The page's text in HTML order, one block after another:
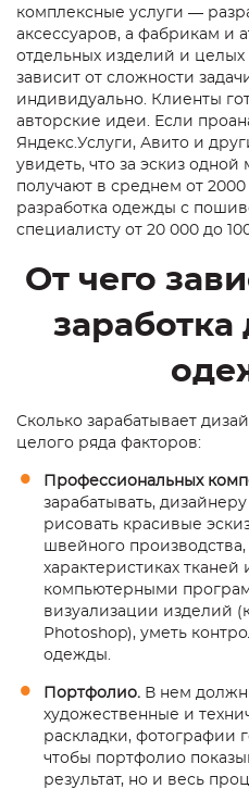
комплексные услуги —
аксессуаров, а фабрикам и
отдельных изделий и целых
зависит от сложности
индивидуально. Клиенты
авторские идеи. Если
Яндекс.Услуги, Авито и
увидеть, что за эскиз
получают в среднем от
разработка одежды с
специалисту от 20 000 до
От чего
заработка
Сколько зарабатывает
целого ряда факторов:
Профессиональных
зарабатывать,
рисовать красивые
швейного производства,
характеристиках
компьютерными
визуализации изделий
Photoshop), уметь
одежды.
Портфолио. В нем
художественные и
раскладки, фотографии
чтобы портфолио
результат, но и весь